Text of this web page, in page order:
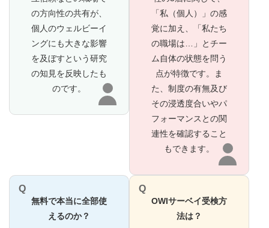
の方向性の共有が、
個人のウェルビーイ
ングにも大きな影響
を及ぼすという研究
の知見を反映したも
のです。
「私（個人）」の感
覚に加え、「私たち
の職場は…」とチー
ム自体の状態を問う
点が特徴です。ま
た、制度の有無及び
その浸透度合いやパ
フォーマンスとの関
連性を確認すること
もできます。
Q
無料で本当に全部使
えるのか？
Q
OWIサーベイ受検方
法は？